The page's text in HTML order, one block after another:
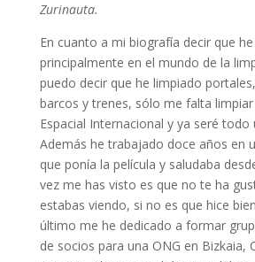
Zurinauta.
En cuanto a mi biografía decir que
principalmente en el mundo de la
puedo decir que he limpiado
barcos y trenes, sólo me falta
Espacial Internacional y ya seré todo
Además he trabajado doce años en
que ponía la película y saludaba
vez me has visto es que no te ha
estabas viendo, si no es que hice
último me he dedicado a formar
de socios para una ONG en Bizkaia,